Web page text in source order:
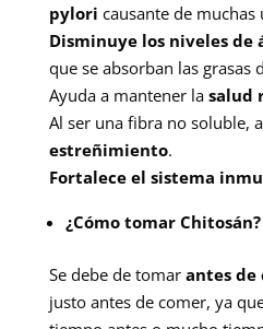
pylori causante de muchas
Disminuye los niveles de
que se absorban las grasas
Ayuda a mantener la salud
Al ser una fibra no soluble,
estreñimiento.
Fortalece el sistema
¿Cómo tomar Chitosán?
Se debe de tomar antes de
justo antes de comer, ya